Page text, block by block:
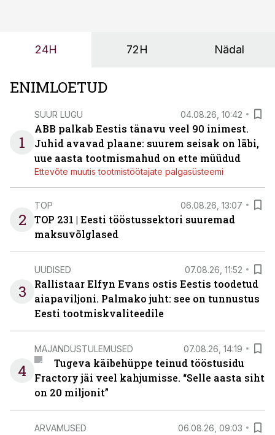
24H 72H Nädal
ENIMLOETUD
1
SUUR LUGU 04.08.26, 10:42
ABB palkab Eestis tänavu veel 90 inimest.
Juhid avavad plaane: suurem seisak on läbi,
uue aasta tootmismahud on ette müüdud
Ettevõte muutis tootmistöötajate palgasüsteemi
2
TOP 06.08.26, 13:07
TOP 231 | Eesti tööstussektori suuremad
maksuvõlglased
3
UUDISED 07.08.26, 11:52
Rallistaar Elfyn Evans ostis Eestis toodetud
aiapaviljoni. Palmako juht: see on tunnustus
Eesti tootmiskvaliteedile
4
MAJANDUSTULEMUSED 07.08.26, 14:19
Tugeva käibehüppe teinud tööstusidu
Fractory jäi veel kahjumisse. “Selle aasta siht
on 20 miljonit”
ARVAMUSED 06.08.26, 09:03